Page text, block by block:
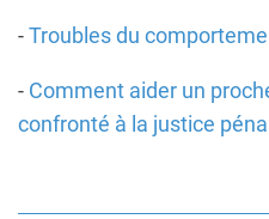
-Troubles du
- Comment aider un
confronté à la justice